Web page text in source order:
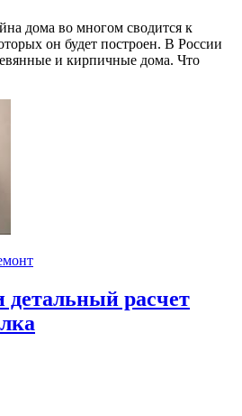
дома во многом сводится к
он будет построен. В России
и кирпичные дома. Что
детальный расчет